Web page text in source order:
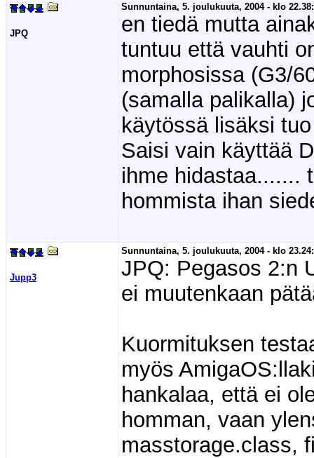
JPQ
Sunnuntaina, 5. joulukuuta, 2004 - klo 22.38:
en tiedä mutta
tuntuu että vauhti
morphosissa (G3/
(samalla palikalla)
käytössä lisäksi
Saisi vain käyttää
ihme hidastaa.......
hommista ihan
Jupp3
Sunnuntaina, 5. joulukuuta, 2004 - klo 23.24:
JPQ: Pegasos 2:n
ei muutenkaan
Kuormituksen
myös
hankalaa, että ei
homman, vaan
masstorage.class,